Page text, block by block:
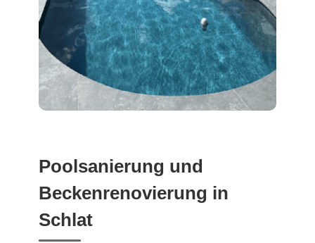
Poolsanierung und
Beckenrenovierung in
Schlat